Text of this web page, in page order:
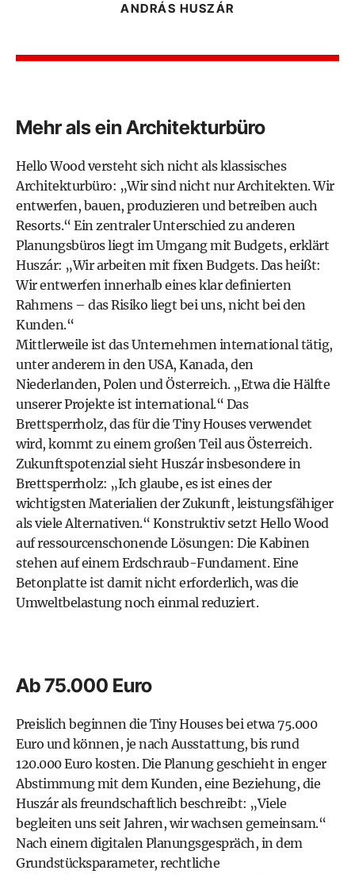
ANDRÁS HUSZÁR
Mehr als ein Architekturbüro
Hello Wood versteht sich nicht als klassisches
Architekturbüro: „Wir sind nicht nur Architekten. Wir
entwerfen, bauen, produzieren und betreiben auch
Resorts.“ Ein zentraler Unterschied zu anderen
Planungsbüros liegt im Umgang mit Budgets, erklärt
Huszár: „Wir arbeiten mit fixen Budgets. Das heißt:
Wir entwerfen innerhalb eines klar definierten
Rahmens – das Risiko liegt bei uns, nicht bei den
Kunden.“
Mittlerweile ist das Unternehmen international tätig,
unter anderem in den USA, Kanada, den
Niederlanden, Polen und Österreich. „Etwa die Hälfte
unserer Projekte ist international.“ Das
Brettsperrholz, das für die Tiny Houses verwendet
wird, kommt zu einem großen Teil aus Österreich.
Zukunftspotenzial sieht Huszár insbesondere in
Brettsperrholz: „Ich glaube, es ist eines der
wichtigsten Materialien der Zukunft, leistungsfähiger
als viele Alternativen.“ Konstruktiv setzt Hello Wood
auf ressourcenschonende Lösungen: Die Kabinen
stehen auf einem Erdschraub-Fundament. Eine
Betonplatte ist damit nicht erforderlich, was die
Umweltbelastung noch einmal reduziert.
Ab 75.000 Euro
Preislich beginnen die Tiny Houses bei etwa 75.000
Euro und können, je nach Ausstattung, bis rund
120.000 Euro kosten. Die Planung geschieht in enger
Abstimmung mit dem Kunden, eine Beziehung, die
Huszár als freundschaftlich beschreibt: „Viele
begleiten uns seit Jahren, wir wachsen gemeinsam.“
Nach einem digitalen Planungsgespräch, in dem
Grundstücksparameter, rechtliche